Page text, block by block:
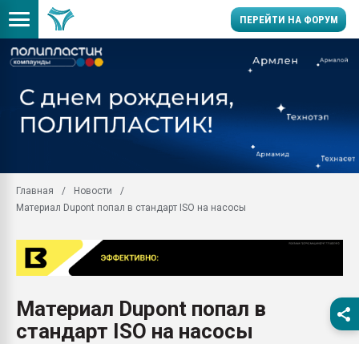
ПЕРЕЙТИ НА ФОРУМ
Вакуум-формовочные
28.07.2026
бутылок
Материал поверхности
вакуумного
Главная
Новости
Материал Dupont попал в стандарт ISO на насосы
Материал Dupont попал в
стандарт ISO на насосы